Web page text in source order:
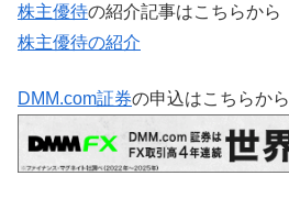
株主優待の紹介記事はこちらから
株主優待の紹介
DMM.com証券の申込はこちらから